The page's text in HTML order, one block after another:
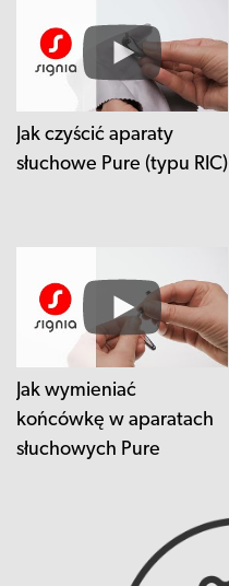
Jak czyścić aparaty
słuchowe Pure (typu RIC)
Jak wymieniać
końcówkę w aparatach
słuchowych Pure